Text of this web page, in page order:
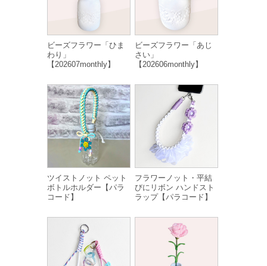
ビーズフラワー「ひま
わり」
【202607monthly】
ビーズフラワー「あじ
さい」
【202606monthly】
ツイストノット ペット
ボトルホルダー【パラ
コード】
フラワーノット・平結
びにリボン ハンドスト
ラップ【パラコード】